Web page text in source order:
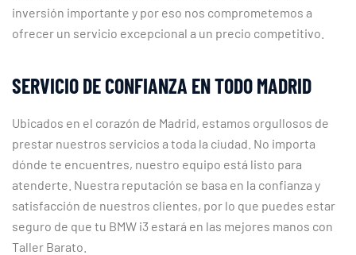
inversión importante y por eso nos comprometemos a
ofrecer un servicio excepcional a un precio competitivo.
SERVICIO DE CONFIANZA EN TODO MADRID
Ubicados en el corazón de Madrid, estamos orgullosos de
prestar nuestros servicios a toda la ciudad. No importa
dónde te encuentres, nuestro equipo está listo para
atenderte. Nuestra reputación se basa en la confianza y
satisfacción de nuestros clientes, por lo que puedes estar
seguro de que tu BMW i3 estará en las mejores manos con
Taller Barato.